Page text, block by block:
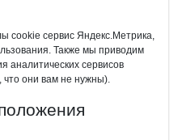
cookie сервис Яндекс.Метрика,
Также мы приводим
аналитических сервисов
что они вам не нужны).